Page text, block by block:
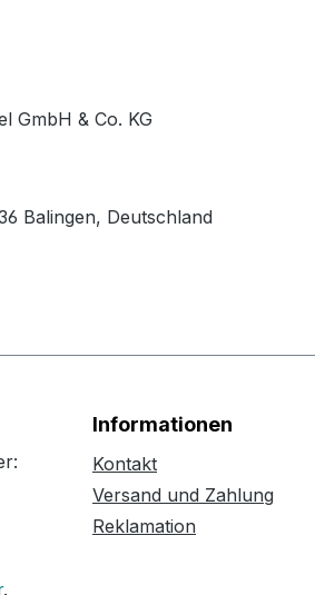
GmbH & Co. KG
Balingen, Deutschland
.
Informationen
Kontakt
Versand und Zahlung
Reklamation